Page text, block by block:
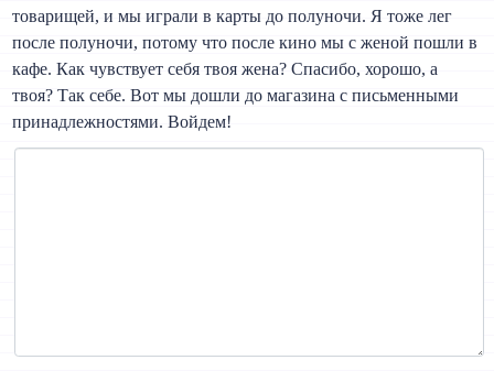
товарищей, и мы играли в карты до полуночи. Я тоже лег
после полуночи, потому что после кино мы с женой пошли в
кафе. Как чувствует себя твоя жена? Спасибо, хорошо, а
твоя? Так себе. Вот мы дошли до магазина с письменными
принадлежностями. Войдем!